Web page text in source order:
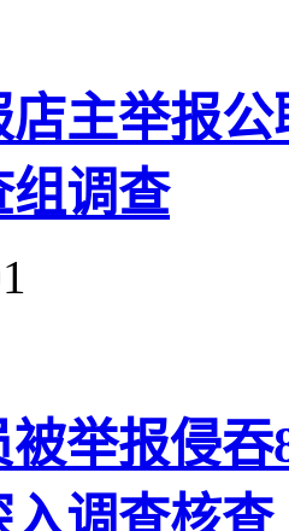
店主举报
组调查
举报侵
调查核查